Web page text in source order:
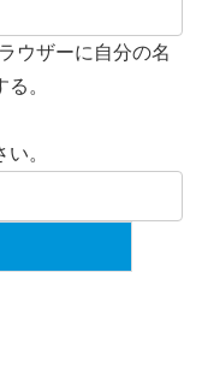
ウザーに自分の名
。
。